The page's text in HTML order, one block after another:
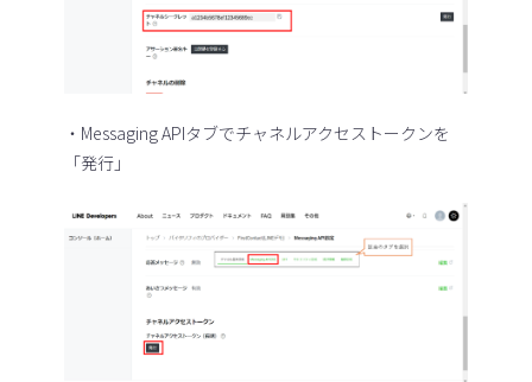
・Messaging APIタブでチャネルアクセストークンを
「発行」